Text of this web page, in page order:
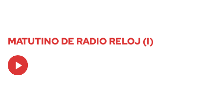
MATUTINO DE RADIO RELOJ (I)
Audio
Player